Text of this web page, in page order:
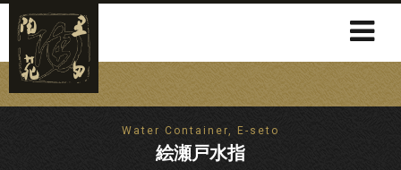
Water Container, E-seto
絵瀬戸水指